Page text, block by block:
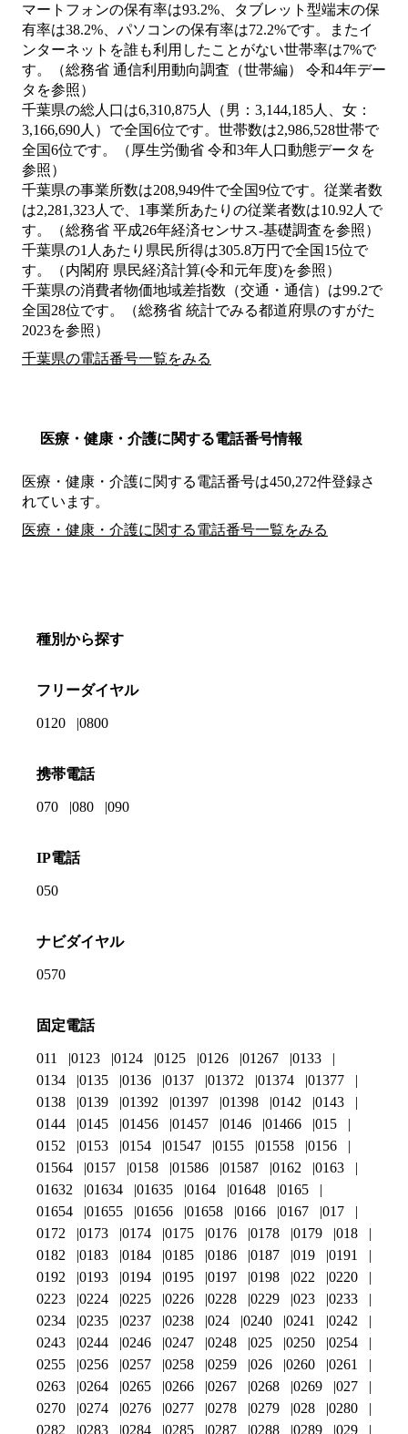
マートフォンの保有率は93.2%、タブレット型端末の保
有率は38.2%、パソコンの保有率は72.2%です。またイ
ンターネットを誰も利用したことがない世帯率は7%で
す。（総務省 通信利用動向調査（世帯編） 令和4年デー
タを参照）
千葉県の総人口は6,310,875人（男：3,144,185人、女：
3,166,690人）で全国6位です。世帯数は2,986,528世帯で
全国6位です。（厚生労働省 令和3年人口動態データを
参照）
千葉県の事業所数は208,949件で全国9位です。従業者数
は2,281,323人で、1事業所あたりの従業者数は10.92人で
す。（総務省 平成26年経済センサス‐基礎調査を参照）
千葉県の1人あたり県民所得は305.8万円で全国15位で
す。（内閣府 県民経済計算(令和元年度)を参照）
千葉県の消費者物価地域差指数（交通・通信）は99.2で
全国28位です。（総務省 統計でみる都道府県のすがた
2023を参照）
千葉県の電話番号一覧をみる
医療・健康・介護に関する電話番号情報
医療・健康・介護に関する電話番号は450,272件登録さ
れています。
医療・健康・介護に関する電話番号一覧をみる
種別から探す
フリーダイヤル
0120 0800
携帯電話
070 080 090
IP電話
050
ナビダイヤル
0570
固定電話
011 0123 0124 0125 0126 01267
0133
0134
0135 0136 0137 01372 01374
01377
0138
0139 01392 01397 01398 0142
0143
0144
0145 01456 01457 0146 01466
015
0152
0153 0154 01547 0155 01558
0156
01564
0157 0158 01586 01587 0162
0163
01632
01634 01635 0164 01648
0165
01654
01655 01656 01658 0166 0167
017
0172
0173 0174 0175 0176 0178 0179
018
0182
0183 0184 0185 0186 0187 019
0191
0192
0193 0194 0195 0197 0198 022
0220
0223
0224 0225 0226 0228 0229 023
0233
0234
0235 0237 0238 024 0240 0241
0242
0243
0244 0246 0247 0248 025 0250
0254
0255
0256 0257 0258 0259 026 0260
0261
0263
0264 0265 0266 0267 0268 0269
027
0270
0274 0276 0277 0278 0279 028
0280
0282
0283 0284 0285 0287 0288 0289 029